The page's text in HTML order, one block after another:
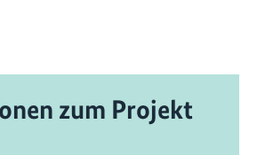
zum Projekt